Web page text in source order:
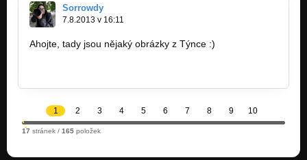
Sorrowdy
7.8.2013 v 16:11
Ahojte, tady jsou nějaký obrázky z Týnce :)
1 2 3 4 5 6 7 8 9 10
17 stránek / 165 položek